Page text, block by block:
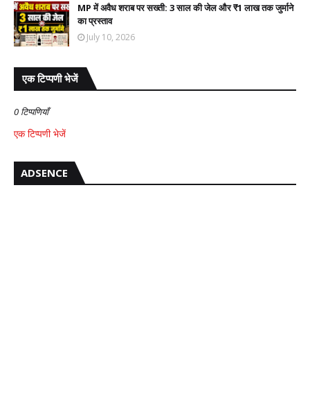
MP में अवैध शराब पर सख्ती: 3 साल की जेल और ₹1 लाख तक जुर्माने
का प्रस्ताव
July 10, 2026
एक टिप्पणी भेजें
0 टिप्पणियाँ
एक टिप्पणी भेजें
ADSENCE